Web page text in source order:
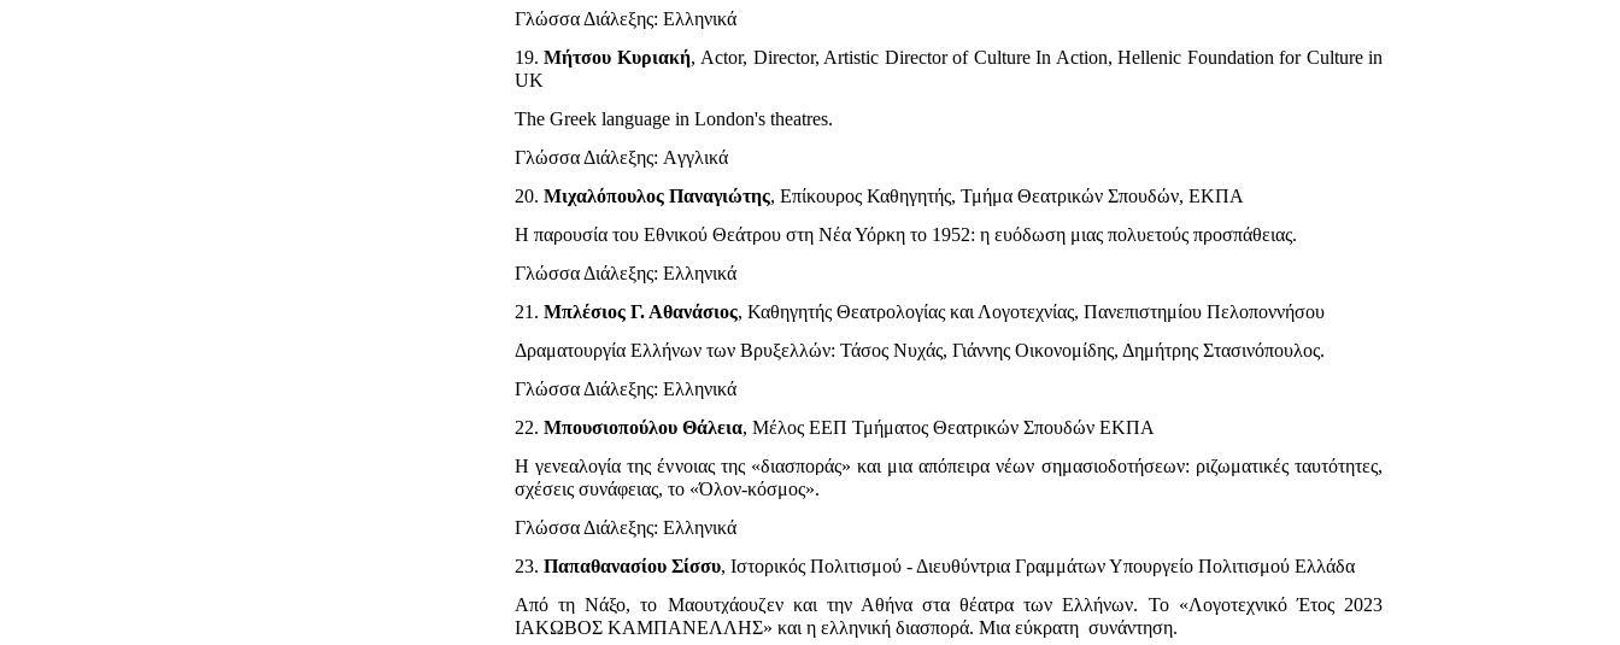
Γλώσσα Διάλεξης: Eλληνικά
19.Μήτσου Κυριακή, Actor, Director, Artistic Director of Culture In Action, Hellenic Foundation for Culture in
UK
The Greek language in London's theatres.
Γλώσσα Διάλεξης: Aγγλικά
20. Μιχαλόπουλος Παναγιώτης, Επίκουρος Καθηγητής, Τμήμα Θεατρικών Σπουδών, ΕΚΠΑ
Η παρουσία του Εθνικού Θεάτρου στη Νέα Υόρκη το 1952: η ευόδωση μιας πολυετούς προσπάθειας.
Γλώσσα Διάλεξης: Eλληνικά
21. Μπλέσιος Γ. Αθανάσιος, Καθηγητής Θεατρολογίας και Λογοτεχνίας, Πανεπιστημίου Πελοποννήσου
Δραματουργία Ελλήνων των Βρυξελλών: Τάσος Νυχάς, Γιάννης Οικονομίδης, Δημήτρης Στασινόπουλος.
Γλώσσα Διάλεξης: Eλληνικά
22. Μπουσιοπούλου Θάλεια, Μέλος ΕΕΠ Τμήματος Θεατρικών Σπουδών ΕΚΠΑ
Η γενεαλογία της έννοιας της «διασποράς» και μια απόπειρα νέων σημασιοδοτήσεων: ριζωματικές ταυτότητες,
σχέσεις συνάφειας, το «Όλον-κόσμος».
Γλώσσα Διάλεξης: Eλληνικά
23. Παπαθανασίου Σίσσυ, Ιστορικός Πολιτισμού - Διευθύντρια Γραμμάτων Υπουργείο Πολιτισμού Ελλάδα
Από τη Νάξο, το Μαουτχάουζεν και την Αθήνα στα θέατρα των Ελλήνων. Το «Λογοτεχνικό Έτος 2023
ΙΑΚΩΒΟΣ ΚΑΜΠΑΝΕΛΛΗΣ» και η ελληνική διασπορά. Μια εύκρατη συνάντηση.